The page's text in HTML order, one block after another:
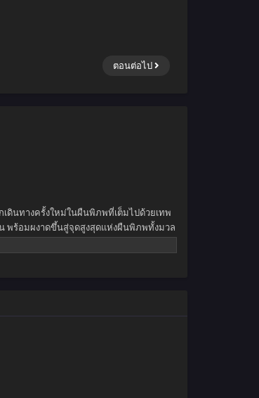
ตอนต่อไป
ดินทางครั้งใหม่ในผืนพิภพที่เต็มไปด้วยเทพ
พร้อมผงาดขึ้นสู่จุดสูงสุดแห่งผืนพิภพทั้งมวล
ยุทธ์พเนจรท่องโลกาท้ายุทธภพสุดขอบฟ้า